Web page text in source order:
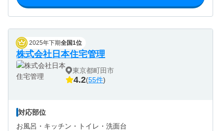
2025年下期全国1位
株式会社日本住宅管理
東京都町田市
4.2(55件)
対応部位
お風呂・ キッチン・ トイレ・ 洗面台